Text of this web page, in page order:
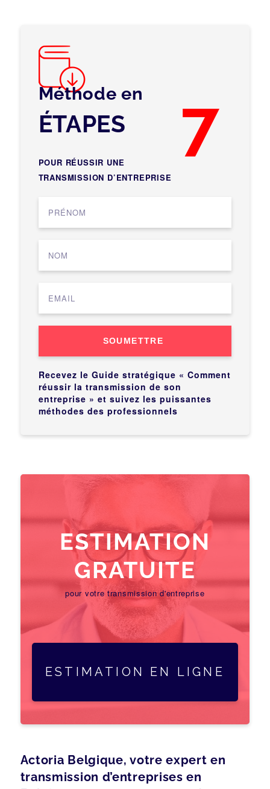
Méthode en 7
ÉTAPES
POUR RÉUSSIR UNE
TRANSMISSION D’ENTREPRISE
SOUMETTRE
Recevez le Guide stratégique « Comment
réussir la transmission de son
entreprise » et suivez les puissantes
méthodes des professionnels
ESTIMATION
GRATUITE
pour votre transmission d'entreprise
ESTIMATION EN LIGNE
Actoria Belgique, votre expert en
transmission d’entreprises en